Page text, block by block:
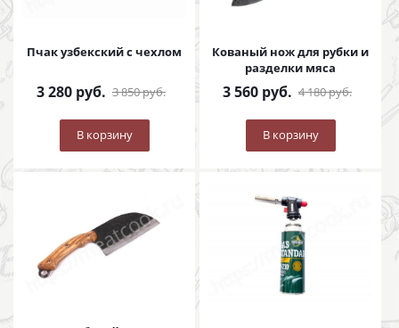
Пчак узбекский с чехлом
3 280 руб. 3 850руб.
В корзину
Кованый нож для рубки и
разделки мяса
3 560 руб. 4 180руб.
В корзину